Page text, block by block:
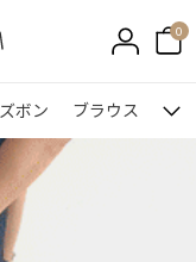
0
ズボン ブラウス ワ